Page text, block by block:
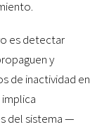
es detectar
y
de inactividad en
del sistema —